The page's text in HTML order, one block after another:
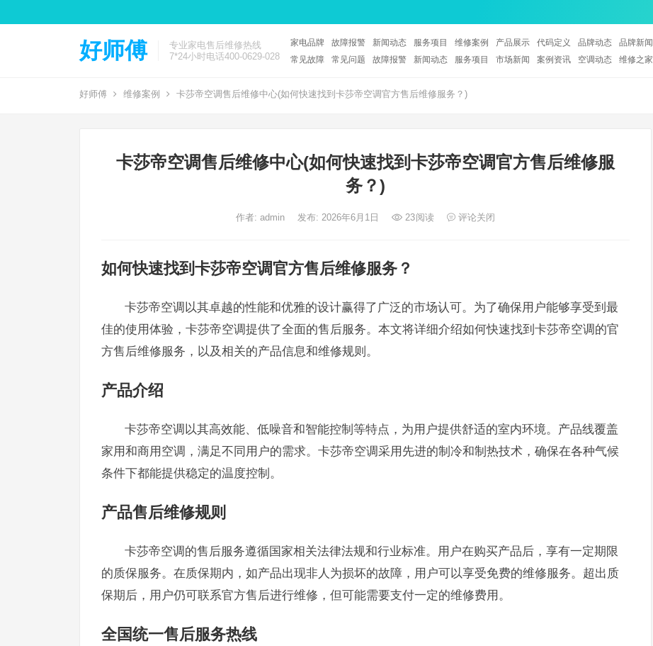
好师傅
专业家电售后维修热线
7*24小时电话400-0629-028
家电品牌 故障报警 新闻动态 服务项目 维修案例 产品展示 代码定义 品牌动态 品牌新闻
常见故障
常见问题 故障报警 新闻动态 服务项目 市场新闻 案例资讯 空调动态 维修之家
好师傅 维修案例 卡莎帝空调售后维修中心(如何快速找到卡莎帝空调官方售后维修服务？)
卡莎帝空调售后维修中心(如何快速找到卡莎帝空调官方售后维修服
务？)
作者: admin 发布: 2026年6月1日 23阅读 评论关闭
如何快速找到卡莎帝空调官方售后维修服务？
卡莎帝空调以其卓越的性能和优雅的设计赢得了广泛的市场认可。为了确保用户能够享受到最
佳的使用体验，卡莎帝空调提供了全面的售后服务。本文将详细介绍如何快速找到卡莎帝空调的官
方售后维修服务，以及相关的产品信息和维修规则。
产品介绍
卡莎帝空调以其高效能、低噪音和智能控制等特点，为用户提供舒适的室内环境。产品线覆盖
家用和商用空调，满足不同用户的需求。卡莎帝空调采用先进的制冷和制热技术，确保在各种气候
条件下都能提供稳定的温度控制。
产品售后维修规则
卡莎帝空调的售后服务遵循国家相关法律法规和行业标准。用户在购买产品后，享有一定期限
的质保服务。在质保期内，如产品出现非人为损坏的故障，用户可以享受免费的维修服务。超出质
保期后，用户仍可联系官方售后进行维修，但可能需要支付一定的维修费用。
全国统一售后服务热线